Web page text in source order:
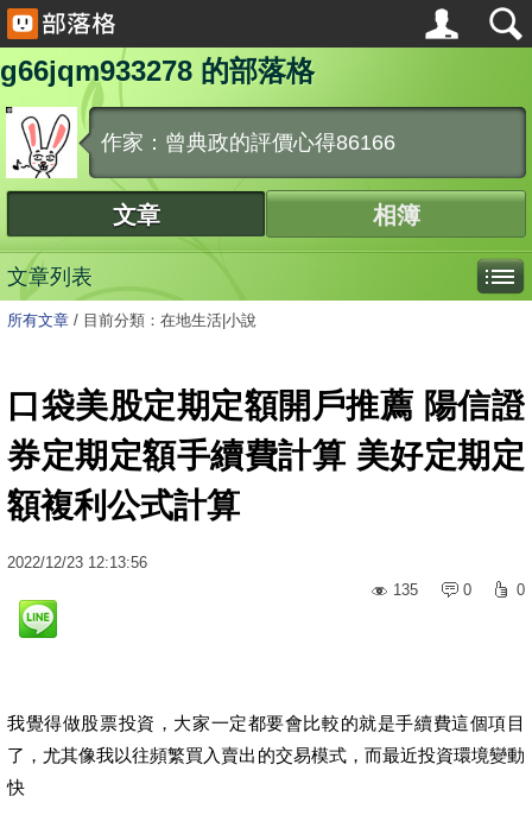
g66jqm933278 的部落格
作家：曾典政的評價心得86166
文章 相簿
文章列表
所有文章 / 目前分類：在地生活|小說
口袋美股定期定額開戶推薦 陽信證
券定期定額手續費計算 美好定期定
額複利公式計算
2022/12/23 12:13:56
135
0 0
我覺得做股票投資，大家一定都要會比較的就是手續費這個項目
了，尤其像我以往頻繁買入賣出的交易模式，而最近投資環境變動
快